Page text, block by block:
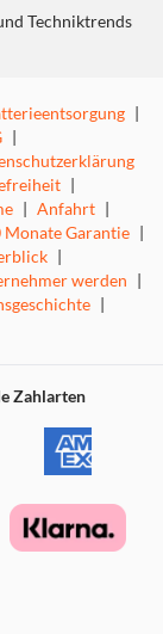
Reichs um
Reich?
Geschichte.
und
Rucksäcken,
am liebsten
und „Wirf das
für
und
Techniktrends
|
|
|
| Anfahrt |
Monate Garantie |
|
werden |
|
Zahlarten